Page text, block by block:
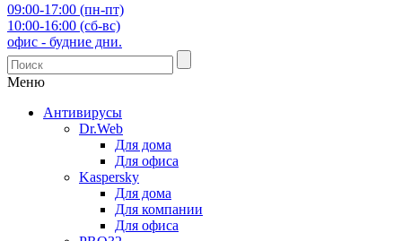
09:00-17:00 (пн-пт)
10:00-16:00 (сб-вс)
офис - будние дни.
Меню
Антивирусы
Dr.Web
Для дома
Для офиса
Kaspersky
Для дома
Для компании
Для офиса